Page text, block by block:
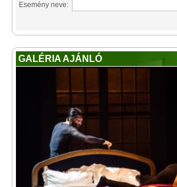
Esemény neve:
GALÉRIA AJÁNLÓ